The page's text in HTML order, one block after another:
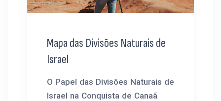
Mapa das Divisões Naturais de
Israel
O Papel das Divisões Naturais de
Israel na Conquista de Canaã